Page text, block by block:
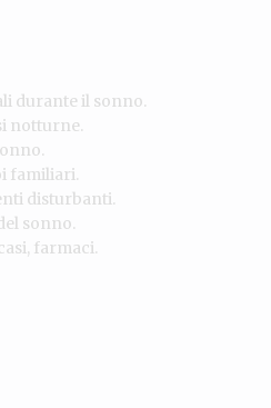
durante il sonno.
notturne.
familiari.
disturbanti.
sonno.
farmaci.